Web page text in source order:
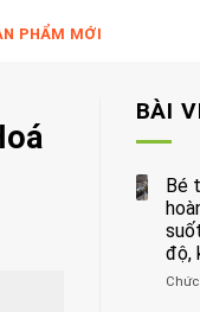
PHẨM MỚI
BÀI
Bé
độ,